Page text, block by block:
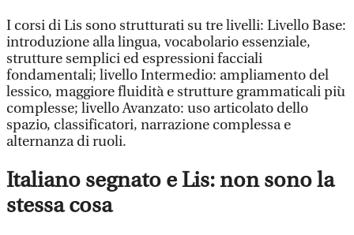
I corsi di Lis sono strutturati su tre livelli: Livello Base:
introduzione alla lingua, vocabolario essenziale,
strutture semplici ed espressioni facciali
fondamentali; livello Intermedio: ampliamento del
lessico, maggiore fluidità e strutture grammaticali più
complesse; livello Avanzato: uso articolato dello
spazio, classificatori, narrazione complessa e
alternanza di ruoli.
Italiano segnato e Lis: non sono la
stessa cosa